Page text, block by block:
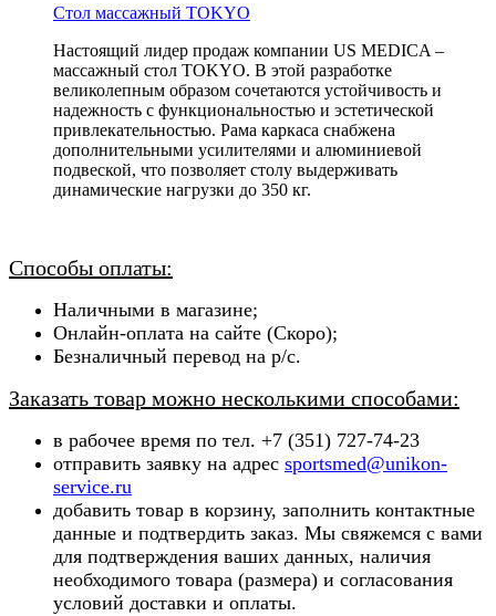
Стол массажный TOKYO
Настоящий лидер продаж компании US MEDICA –
массажный стол TOKYO. В этой разработке
великолепным образом сочетаются устойчивость и
надежность с функциональностью и эстетической
привлекательностью. Рама каркаса снабжена
дополнительными усилителями и алюминиевой
подвеской, что позволяет столу выдерживать
динамические нагрузки до 350 кг.
Способы оплаты:
Наличными в магазине;
Онлайн-оплата на сайте (Скоро);
Безналичный перевод на р/с.
Заказать товар можно несколькими способами:
в рабочее время по тел. +7 (351) 727-74-23
отправить заявку на адрес sportsmed@unikon-
service.ru
добавить товар в корзину, заполнить контактные
данные и подтвердить заказ. Мы свяжемся с вами
для подтверждения ваших данных, наличия
необходимого товара (размера) и согласования
условий доставки и оплаты.